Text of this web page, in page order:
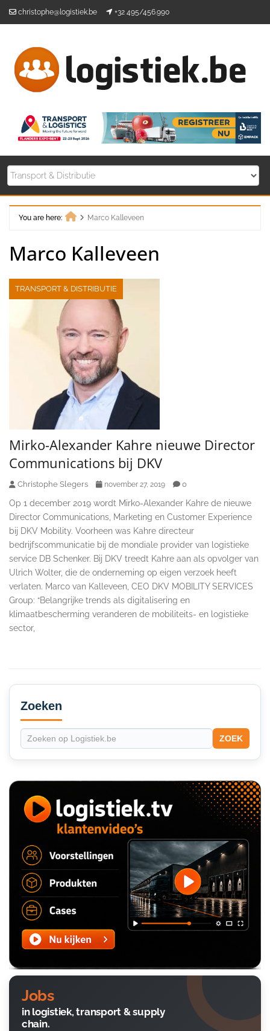
christophe@logistiek.be +32 495/456.990
You are here:
Marco Kalleveen
Marco Kalleveen
TRANSPORT & DISTRIBUTIE
Mirko-Alexander Kahre nieuwe Director
Communications bij DKV
Christophe Slegers november 27, 2019 0
Op 1 december 2019 wordt Mirko-Alexander Kahre de nieuwe
Director Communications, Marketing en Customer Experience
bij DKV Mobility. Voorheen was Kahre directeur
bedrijfscommunicatie bij de mondiale provider van logistieke
service DB Schenker. Bij DKV treedt Kahre aan als opvolger van
Ulrich Wolter, die de onderneming op eigen verzoek heeft
verlaten. Marco van Kalleveen, CEO DKV MOBILITY SERVICES
Group: “Belangrijke trends als digitalisering en
klimaatbescherming veranderen de mobiliteits- en logistieke
sector,
Secondary
Sidebar
Zoeken
ZOEK
Jobs
in logistiek, transport & supply
chain.